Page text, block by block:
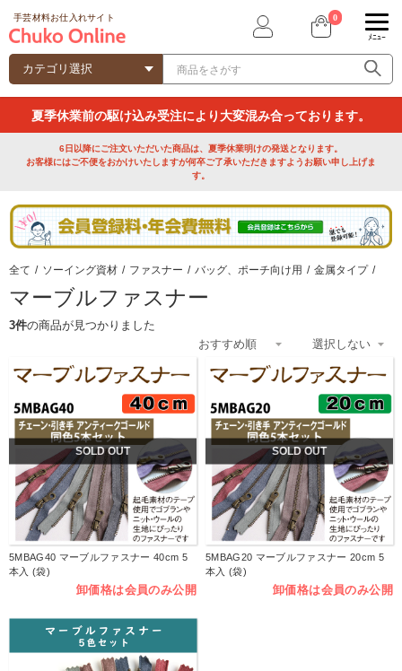
手芸材料お仕入れサイト 0
ﾒﾆｭｰ
夏季休業前の駆け込み受注により大変混み合っております。
6日以降にご注文いただいた商品は、夏季休業明けの発送となります。
お客様にはご不便をおかけいたしますが何卒ご了承いただきますようお願い申し上げま
す。
全て / ソーイング資材 / ファスナー / バッグ、ポーチ向け用 / 金属タイプ /
マーブルファスナー
3件の商品が見つかりました
SOLD OUT
5MBAG40 マーブルファスナー 40cm 5
本入 (袋)
卸価格は会員のみ公開
SOLD OUT
5MBAG20 マーブルファスナー 20cm 5
本入 (袋)
卸価格は会員のみ公開